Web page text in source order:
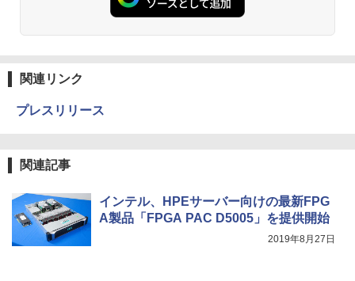
関連リンク
プレスリリース
関連記事
インテル、HPEサーバー向けの最新FPG
A製品「FPGA PAC D5005」を提供開始
2019年8月27日